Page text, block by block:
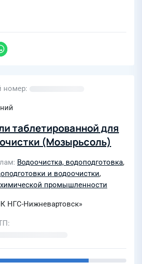
номер
таблетированной для
(Мозырьсоль)
Водоочистка, водоподготовка,
и водоочистки,
промышленности
НГС-Нижневартовск»